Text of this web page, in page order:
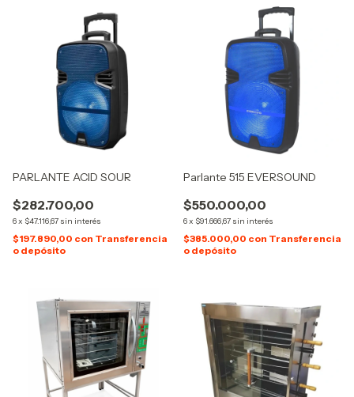
PARLANTE ACID SOUR
$282.700,00
6x $47.116,67 sin interés
$197.890,00 con Transferencia
o depósito
Parlante 515 EVERSOUND
$550.000,00
6x $91.666,67 sin interés
$385.000,00 con Transferencia
o depósito